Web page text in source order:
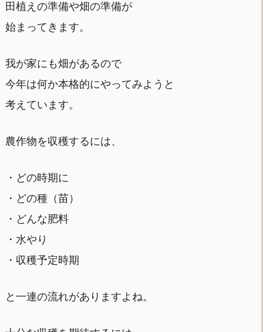
田植えの準備や畑の準備が
始まってきます。
我が家にも畑があるので
今年は何か本格的にやってみようと
考えています。
農作物を収穫するには、
・どの時期に
・どの種（苗）
・どんな肥料
・水やり
・収穫予定時期
と一連の流れがありますよね。